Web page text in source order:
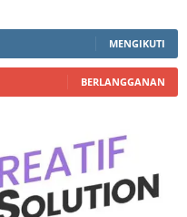
MENGIKUTI
BERLANGGANAN